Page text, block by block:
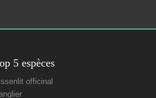
5 espèces
officinal